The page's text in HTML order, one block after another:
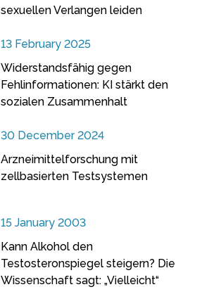
sexuellen Verlangen leiden
13 February 2025
Widerstandsfähig gegen
Fehlinformationen: KI stärkt den
sozialen Zusammenhalt
30 December 2024
Arzneimittelforschung mit
zellbasierten Testsystemen
15 January 2003
Kann Alkohol den
Testosteronspiegel steigern? Die
Wissenschaft sagt: „Vielleicht“